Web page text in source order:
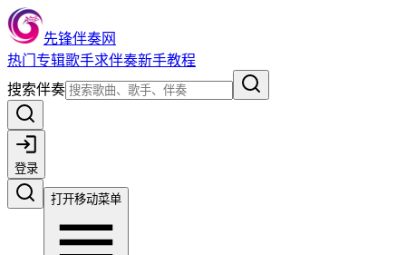
先锋伴奏网
热门 专辑歌手求伴奏新手教程
搜索伴奏
登录
打开移动菜单